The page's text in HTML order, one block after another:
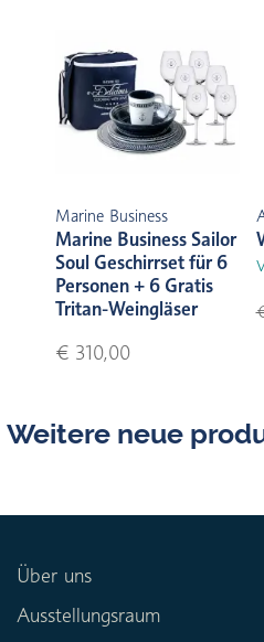
Marine Business
Marine Business Sailor
Soul Geschirrset für 6
Personen + 6 Gratis
Tritan-Weingläser
€ 310,00
Weitere neue
Über uns
Ausstellungsraum